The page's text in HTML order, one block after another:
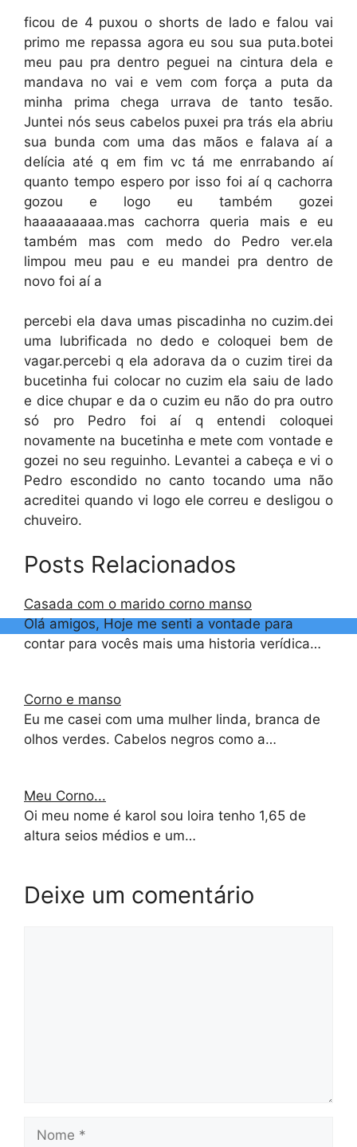
ficou de 4 puxou o shorts de lado e falou vai
primo me repassa agora eu sou sua puta.botei
meu pau pra dentro peguei na cintura dela e
mandava no vai e vem com força a puta da
minha prima chega urrava de tanto tesão.
Juntei nós seus cabelos puxei pra trás ela abriu
sua bunda com uma das mãos e falava aí a
delícia até q em fim vc tá me enrrabando aí
quanto tempo espero por isso foi aí q cachorra
gozou e logo eu também gozei
haaaaaaaaa.mas cachorra queria mais e eu
também mas com medo do Pedro ver.ela
limpou meu pau e eu mandei pra dentro de
novo foi aí a
percebi ela dava umas piscadinha no cuzim.dei
uma lubrificada no dedo e coloquei bem de
vagar.percebi q ela adorava da o cuzim tirei da
bucetinha fui colocar no cuzim ela saiu de lado
e dice chupar e da o cuzim eu não do pra outro
só pro Pedro foi aí q entendi coloquei
novamente na bucetinha e mete com vontade e
gozei no seu reguinho. Levantei a cabeça e vi o
Pedro escondido no canto tocando uma não
acreditei quando vi logo ele correu e desligou o
chuveiro.
Posts Relacionados
Casada com o marido corno manso
Olá amigos, Hoje me senti a vontade para
contar para vocês mais uma historia verídica…
Corno e manso
Eu me casei com uma mulher linda, branca de
olhos verdes. Cabelos negros como a…
Meu Corno...
Oi meu nome é karol sou loira tenho 1,65 de
altura seios médios e um…
Deixe um comentário
Nome